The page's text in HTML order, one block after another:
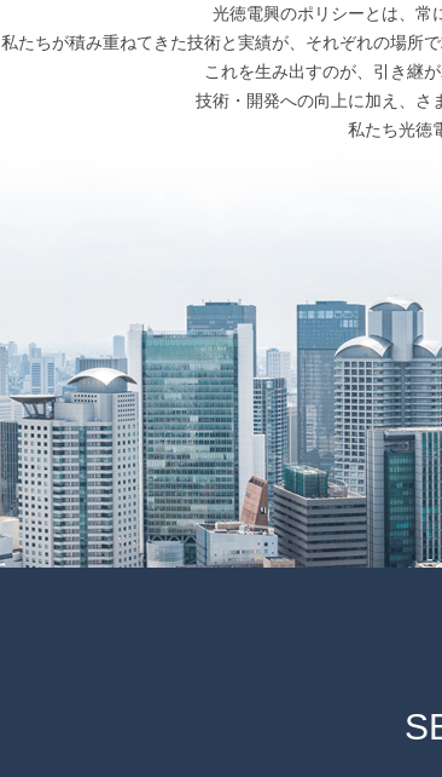
光徳電興のポリシーとは、常
私たちが積み重ねてきた技術と実績が、それぞれの場所
これを生み出すのが、引き継
技術・開発への向上に加え、さ
私たち光徳